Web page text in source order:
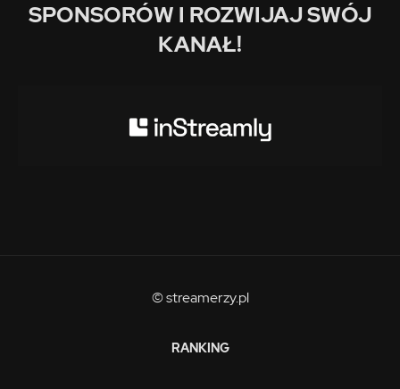
SPONSORÓW I ROZWIJAJ SWÓJ
KANAŁ!
© streamerzy.pl
RANKING